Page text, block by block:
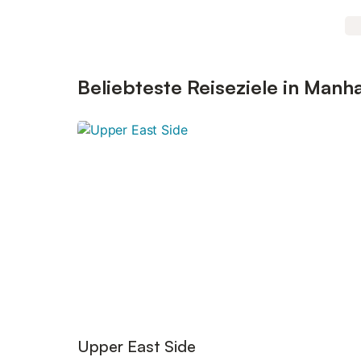
Beliebteste Reiseziele in
Upper East Side